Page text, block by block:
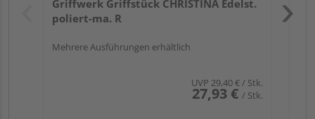
Griffwerk Griffstück CHRISTINA Edelst.
poliert-ma. R
Mehrere Ausführungen erhältlich
UVP 29,40 €/ Stk.
27,93 € / Stk.